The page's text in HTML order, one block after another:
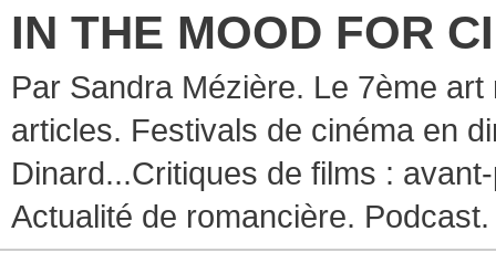
IN THE MOOD FOR
Par Sandra Mézière. Le 7ème
articles. Festivals de cinéma en
Dinard...Critiques de films :
Actualité de romancière. Podcast.